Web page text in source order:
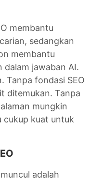
membantu
sedangkan
membantu
dalam jawaban AI.
Tanpa fondasi SEO
ditemukan. Tanpa
mungkin
cukup kuat untuk
adalah